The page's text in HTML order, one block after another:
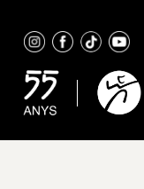
content